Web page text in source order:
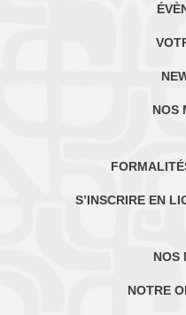
NOS
S’INSCRIRE EN
NOS
NOTRE